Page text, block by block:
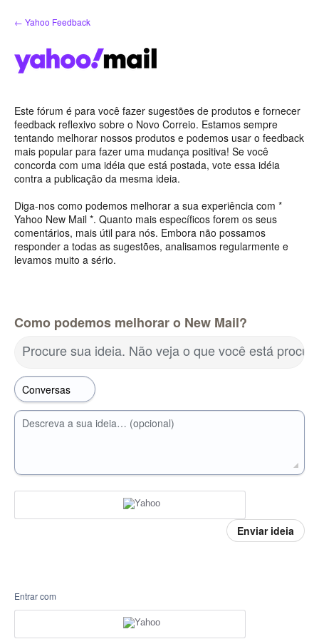
para
conteúdo
← Yahoo Feedback
Este fórum é para você fazer sugestões de produtos e fornecer
feedback reflexivo sobre o Novo Correio. Estamos sempre
tentando melhorar nossos produtos e podemos usar o feedback
mais popular para fazer uma mudança positiva! Se você
concorda com uma idéia que está postada, vote essa idéia
contra a publicação da mesma ideia.
Diga-nos como podemos melhorar a sua experiência com *
Yahoo New Mail *. Quanto mais específicos forem os seus
comentários, mais útil para nós. Embora não possamos
responder a todas as sugestões, analisamos regularmente e
levamos muito a sério.
Como podemos melhorar o New Mail?
Procure sua ideia. Não veja o que você está
Descreva a sua ideia… (opcional)
Enviar ideia
Entrar com